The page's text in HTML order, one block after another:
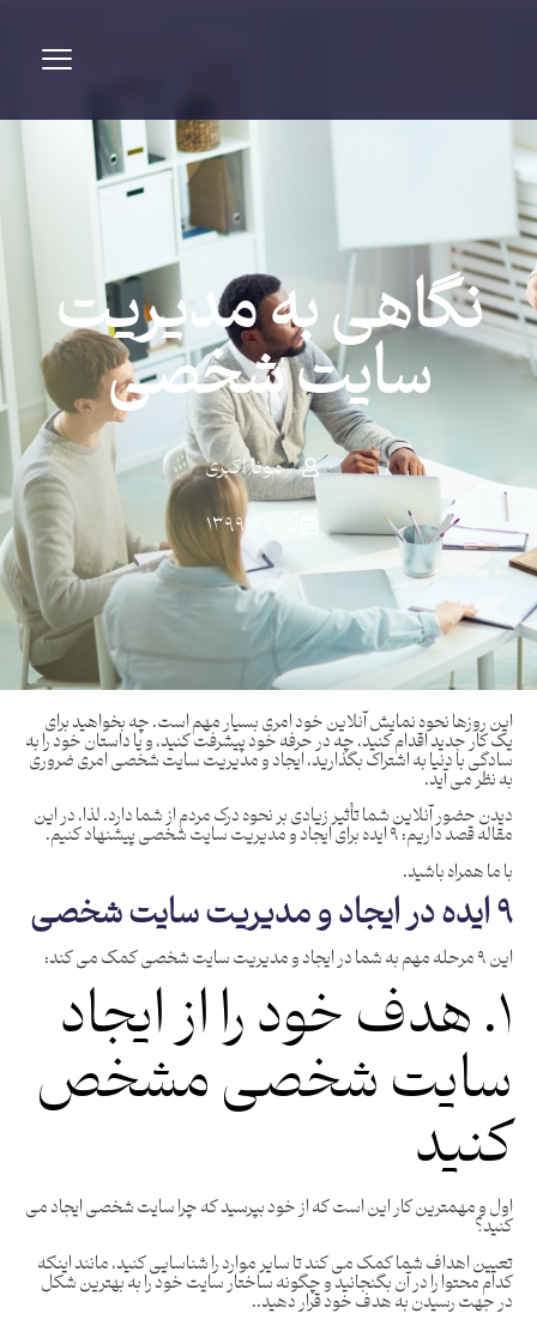
نگاهی به مدیریت
سایت شخصی
مونا اکبری
این روزها نحوه نمایش آنلاین خود امری بسیار مهم است. چه بخواهید برای
یک کار جدید اقدام کنید، چه در حرفه خود پیشرفت کنید، و یا داستان خود را به
سادگی با دنیا به اشتراک بگذارید، ایجاد و مدیریت سایت شخصی امری ضروری
به نظر می آید.
دیدن حضور آنلاین شما تأثیر زیادی بر نحوه درک مردم از شما دارد. لذا، در این
مقاله قصد داریم: ۹ ایده برای ایجاد و مدیریت سایت شخصی پیشنهاد کنیم.
با ما همراه باشید.
۹ ایده در ایجاد و مدیریت سایت شخصی
این ۹ مرحله مهم به شما در ایجاد و مدیریت سایت شخصی کمک می کند:
۱. هدف خود را از ایجاد
سایت شخصی مشخص
کنید
اول و مهمترین کار این است که از خود بپرسید که چرا سایت شخصی ایجاد می
کنید؟
تعیین اهداف شما کمک می کند تا سایر موارد را شناسایی کنید، مانند اینکه
کدام محتوا را در آن بگنجانید و چگونه ساختار سایت خود را به بهترین شکل
در جهت رسیدن به هدف خود قرار دهید..